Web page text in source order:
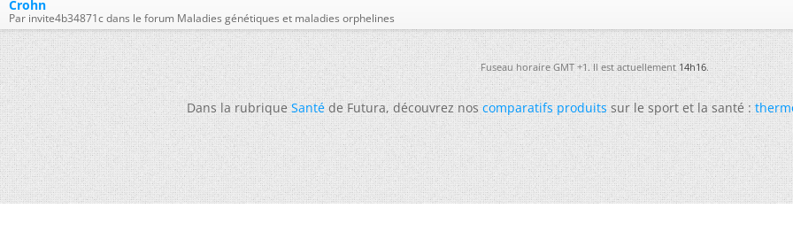
Crohn
Par invite4b34871c dans le forum Maladies génétiques et maladies orphelines
Fuseau horaire GMT +1. Il est actuellement14h16.
Dans la rubriqueSantéde Futura, découvrez noscomparatifs produitssur le sport et la santé :